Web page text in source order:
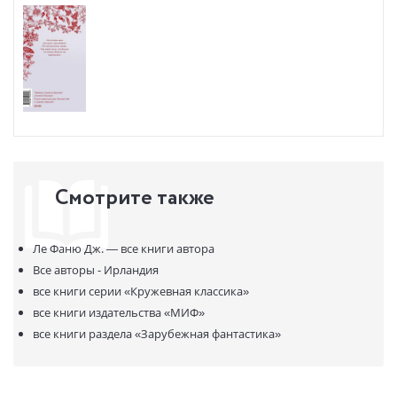
Смотрите также
Ле Фаню Дж. — все книги автора
Все авторы - Ирландия
все книги серии«Кружевная классика»
все книги издательства«МИФ»
все книги раздела«Зарубежная фантастика»